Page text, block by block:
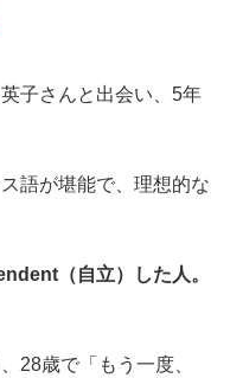
子さんと出会い、5年
語が堪能で、理想的な
（自立）した人。
28歳で「もう一度、